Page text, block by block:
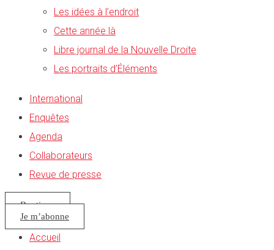
Les idées à l’endroit
Cette année là
Libre journal de la Nouvelle Droite
Les portraits d’Éléments
International
Enquêtes
Agenda
Collaborateurs
Revue de presse
Boutique
Je m’abonne
Accueil